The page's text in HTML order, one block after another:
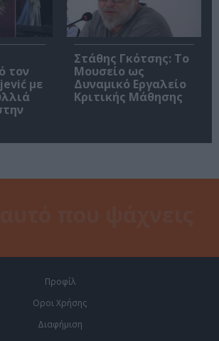
τον
με
Στάθης Γκότσης: Το
Μουσείο ως
Δυναμικό Εργαλείο
Κριτικής Μάθησης
Προφίλ
Οροι Χρήσης
Διαφήμιση